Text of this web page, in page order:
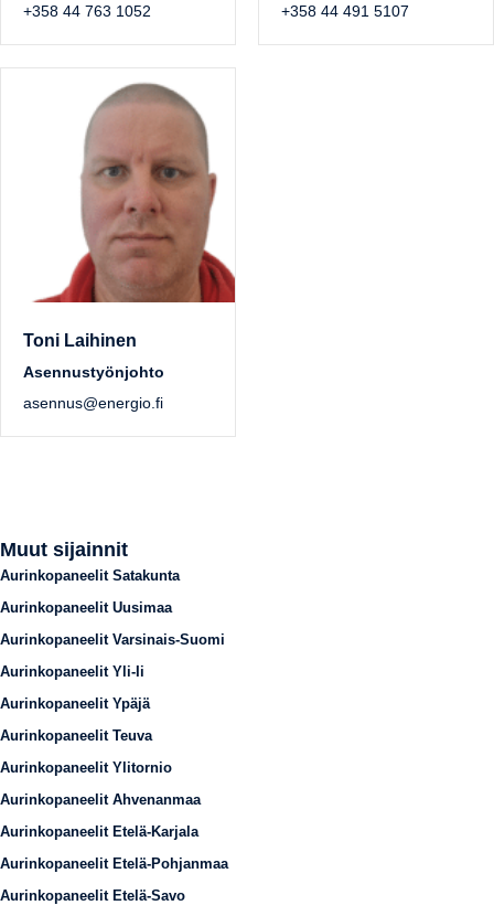
+358 44 763 1052
+358 44 491 5107
Toni Laihinen
Asennustyönjohto
asennus@energio.fi
Muut sijainnit
Aurinkopaneelit Satakunta
Aurinkopaneelit Uusimaa
Aurinkopaneelit Varsinais-Suomi
Aurinkopaneelit Yli-Ii
Aurinkopaneelit Ypäjä
Aurinkopaneelit Teuva
Aurinkopaneelit Ylitornio
Aurinkopaneelit Ahvenanmaa
Aurinkopaneelit Etelä-Karjala
Aurinkopaneelit Etelä-Pohjanmaa
Aurinkopaneelit Etelä-Savo